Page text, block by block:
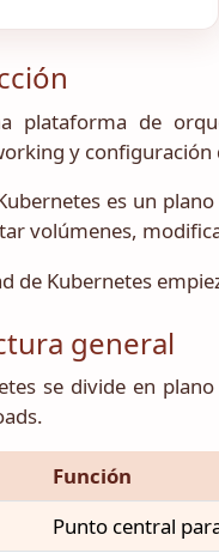
plataforma de
y configuración
es un
volúmenes,
de Kubernetes
general
se divide en
Función
Punto central